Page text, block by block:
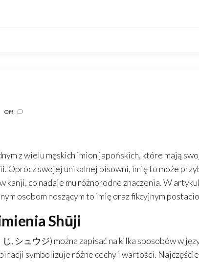
Off
z wielu męskich imion japońskich, które mają
Oprócz swojej unikalnej pisowni, imię to może
kanji, co nadaje mu różnorodne znaczenia. W
osobom noszącym to imię oraz fikcyjnym
Shūji
, シュウジ) można zapisać na kilka sposobów w
symbolizuje różne cechy i wartości.